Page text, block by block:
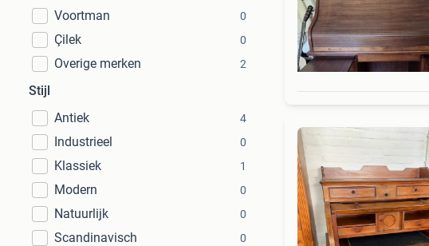
Voortman 0
Çilek 0
Overige merken 2
Stijl
Antiek
4
Industrieel 0
Klassiek 1
Modern 0
Natuurlijk 0
Scandinavisch 0